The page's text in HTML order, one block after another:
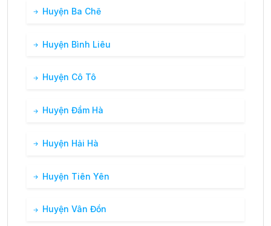
Huyện Ba Chẽ
Huyện Bình Liêu
Huyện Cô Tô
Huyện Đầm Hà
Huyện Hải Hà
Huyện Tiên Yên
Huyện Vân Đồn